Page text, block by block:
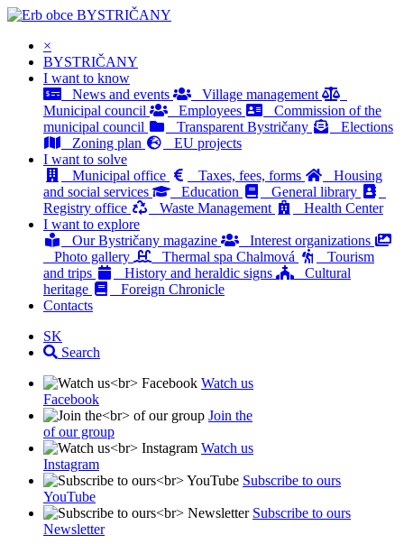
BYSTRIČANY
×
BYSTRIČANY
I want to know
News and events
Village management
Municipal council
Employees
Commission of the
municipal council
Transparent Bystričany
Elections
Zoning plan
EU projects
I want to solve
Municipal office
Taxes, fees, forms
Housing
and social services
Education
General library
Registry office
Waste Management
Health Center
I want to explore
Our Bystričany magazine
Interest organizations
Photo gallery
Thermal spa Chalmová
Tourism
and trips
History and heraldic signs
Cultural
heritage
Foreign Chronicle
Contacts
SK
Search
Watch us
Facebook
Join the
of our group
Watch us
Instagram
Subscribe to ours
YouTube
Subscribe to ours
Newsletter